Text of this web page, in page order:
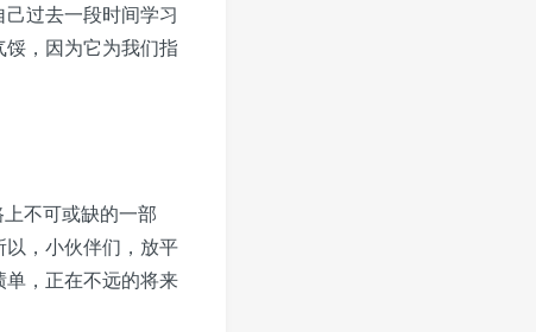
过去一段时间学习
，因为它为我们指
不可或缺的一部
，小伙伴们，放平
，正在不远的将来